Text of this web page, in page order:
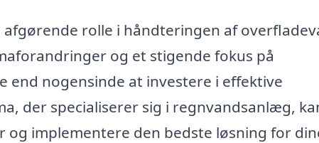
rolle i håndteringen af
og et stigende fokus på
end nogensinde at investere i effektive
der specialiserer sig i regnvandsanlæg,
implementere den bedste løsning for